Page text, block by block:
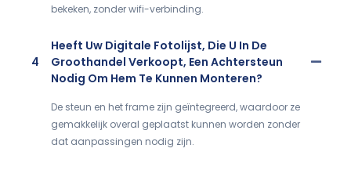
bekeken, zonder wifi-verbinding.
4
Heeft Uw Digitale Fotolijst, Die U In De
Groothandel Verkoopt, Een Achtersteun
Nodig Om Hem Te Kunnen Monteren?
De steun en het frame zijn geïntegreerd, waardoor ze
gemakkelijk overal geplaatst kunnen worden zonder
dat aanpassingen nodig zijn.